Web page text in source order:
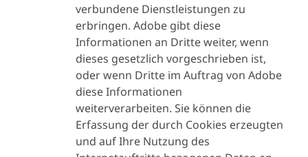
Lundbeck.com -
Benutzer des
Formulars
(andere Anfragen
als PV)
Name, Telefonnummer, E-
Mail Adresse
Name der Organisation
Land
personenbezogene
Daten, die in der
Nachricht oder im
angehängten
verbundene Dienstleistungen zu
erbringen. Adobe gibt diese
Informationen an Dritte weiter, wenn
dieses gesetzlich vorgeschrieben ist,
oder wenn Dritte im Auftrag von Adobe
diese Informationen
weiterverarbeiten. Sie können die
Erfassung der durch Cookies erzeugten
und auf Ihre Nutzung des